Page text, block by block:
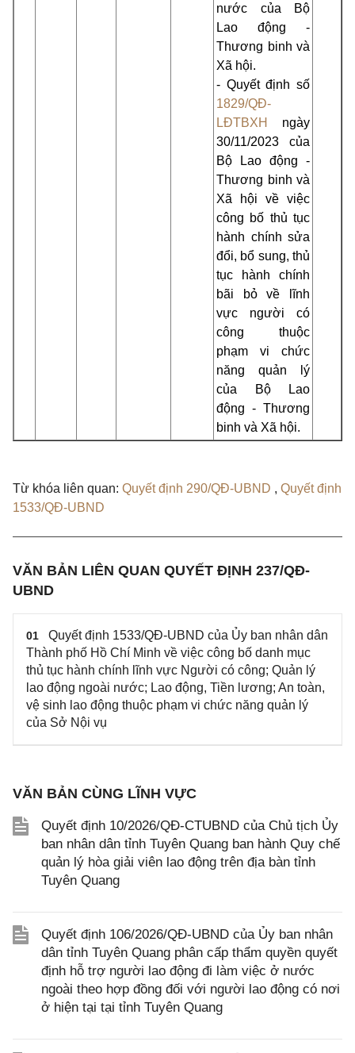
nước của Bộ
Lao động -
Thương binh và
Xã hội.
- Quyết định số
1829/QĐ-
LĐTBXH
ngày
30/11/2023 của
Bộ Lao động -
Thương binh và
Xã hội về việc
công bố thủ tục
hành chính sửa
đổi, bổ sung, thủ
tục hành chính
bãi bỏ về lĩnh
vực người có
công thuộc
phạm vi chức
năng quản lý
của Bộ Lao
động - Thương
binh và Xã hội.
Từ khóa liên quan: Quyết định 290/QĐ-UBND , Quyết định
1533/QĐ-UBND
VĂN BẢN LIÊN QUAN QUYẾT ĐỊNH 237/QĐ-
UBND
01
Quyết định 1533/QĐ-UBND của Ủy ban nhân dân
Thành phố Hồ Chí Minh về việc công bố danh mục
thủ tục hành chính lĩnh vực Người có công; Quản lý
lao động ngoài nước; Lao động, Tiền lương; An toàn,
vệ sinh lao động thuộc phạm vi chức năng quản lý
của Sở Nội vụ
VĂN BẢN CÙNG LĨNH VỰC
Quyết định 10/2026/QĐ-CTUBND của Chủ tịch Ủy
ban nhân dân tỉnh Tuyên Quang ban hành Quy chế
quản lý hòa giải viên lao động trên địa bàn tỉnh
Tuyên Quang
Quyết định 106/2026/QĐ-UBND của Ủy ban nhân
dân tỉnh Tuyên Quang phân cấp thẩm quyền quyết
định hỗ trợ người lao động đi làm việc ở nước
ngoài theo hợp đồng đối với người lao động có nơi
ở hiện tại tại tỉnh Tuyên Quang